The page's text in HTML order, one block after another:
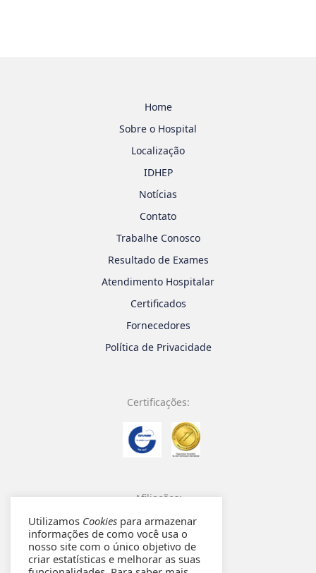
Home
Sobre o Hospital
Localização
IDHEP
Notícias
Contato
Trabalhe Conosco
Resultado de Exames
Atendimento Hospitalar
Certificados
Fornecedores
Política de Privacidade
Certificações:
Afiliações:
Utilizamos Cookies para armazenar
informações de como você usa o
nosso site com o único objetivo de
criar estatísticas e melhorar as suas